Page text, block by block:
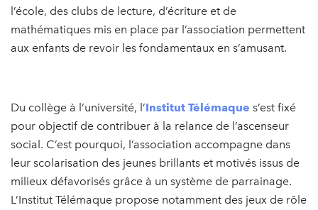
l’école, des clubs de lecture, d’écriture et de
mathématiques mis en place par l’association permettent
aux enfants de revoir les fondamentaux en s’amusant.
Du collège à l’université, l’Institut Télémaque s’est fixé
pour objectif de contribuer à la relance de l’ascenseur
social. C’est pourquoi, l’association accompagne dans
leur scolarisation des jeunes brillants et motivés issus de
milieux défavorisés grâce à un système de parrainage.
L’Institut Télémaque propose notamment des jeux de rôle